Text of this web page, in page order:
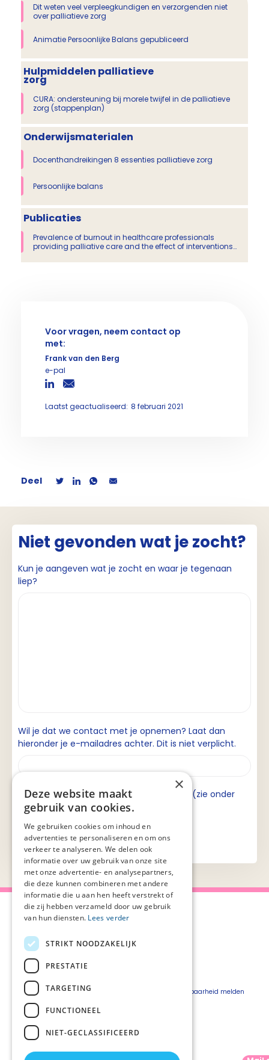
Dit weten veel verpleegkundigen en verzorgenden niet
over palliatieve zorg
Animatie Persoonlijke Balans gepubliceerd
Hulpmiddelen palliatieve
zorg
CURA: ondersteuning bij morele twijfel in de palliatieve
zorg (stappenplan)
Onderwijsmaterialen
Docenthandreikingen 8 essenties palliatieve zorg
Persoonlijke balans
Publicaties
Prevalence of burnout in healthcare professionals
providing palliative care and the effect of interventions
(Engelstalige literatuurstudie)
Voor vragen, neem contact op
met:
Frank van den Berg
e-pal
Laatst geactualiseerd: 8 februari 2021
Deel
Niet gevonden wat je zocht?
Kun je aangeven wat je zocht en waar je tegenaan
liep?
Wil je dat we contact met je opnemen? Laat dan
hieronder je e-mailadres achter. Dit is niet verplicht.
Ik ga akkoord met de privacyverklaring (zie onder
aan de pagina).
Over Palliaweb
Over PZNL
Pers
Vacatures
Webshop
Privacyverklaring
Beveiligingskwetsbaarheid melden
×
Deze website maakt
gebruik van cookies.
We gebruiken cookies om inhoud en
advertenties te personaliseren en om ons
verkeer te analyseren. We delen ook
informatie over uw gebruik van onze site
met onze advertentie- en analysepartners,
die deze kunnen combineren met andere
informatie die u aan hen heeft verstrekt of
die zij hebben verzameld door uw gebruik
van hun diensten. Lees verder
STRIKT NOODZAKELIJK
PRESTATIE
TARGETING
FUNCTIONEEL
NIET-GECLASSIFICEERD